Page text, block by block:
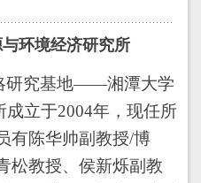
环境经济研究所
研究基地——湘潭大学
成立于2004年，现任所
有陈华帅副教授/博
松教授、侯新烁副教